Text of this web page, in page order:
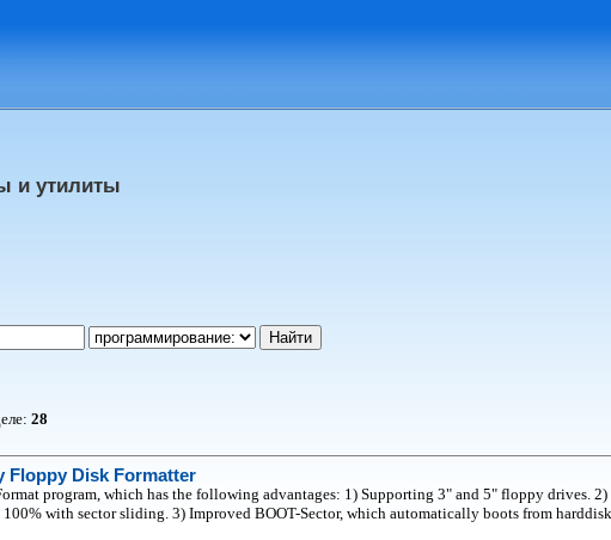
и утилиты
28
Floppy Disk Formatter
program, which has the following advantages: 1) Supporting 3" and 5" floppy drives.
with sector sliding. 3) Improved BOOT-Sector, which automatically boots from